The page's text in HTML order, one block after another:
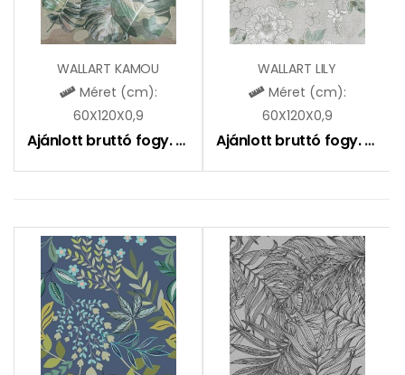
WALLART KAMOU
Méret (cm):
60X120X0,9
Ajánlott bruttó fogy. ár: 27490Ft
WALLART LILY
Méret (cm):
60X120X0,9
Ajánlott bruttó fogy. ár: